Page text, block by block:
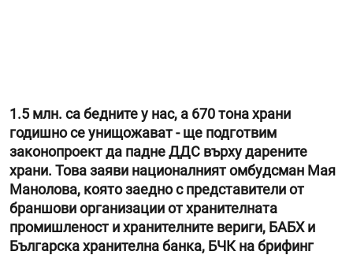
1.5 млн. са бедните у нас, а 670 тона храни
годишно се унищожават - ще подготвим
законопроект да падне ДДС върху дарените
храни. Това заяви националният омбудсман Мая
Манолова, която заедно с представители от
браншови организации от хранителната
промишленост и хранителните вериги, БАБХ и
Българска хранителна банка, БЧК на брифинг